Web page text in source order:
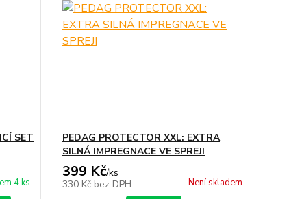
SET
4 ks
PEDAG PROTECTOR XXL: EXTRA
SILNÁ IMPREGNACE VE SPREJI
399 Kč/ks
330 Kč bez DPH Není skladem